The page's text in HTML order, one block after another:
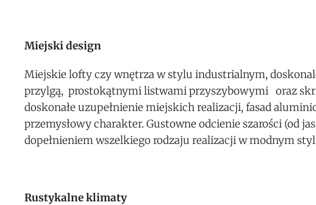
Miejski design
Miejskie lofty czy wnętrza w stylu industrialnym,
przylgą, prostokątnymi listwami przyszybowymi oraz
doskonałe uzupełnienie miejskich realizacji, fasad
przemysłowy charakter. Gustowne odcienie szarości (od
dopełnieniem wszelkiego rodzaju realizacji w modnym
Rustykalne klimaty